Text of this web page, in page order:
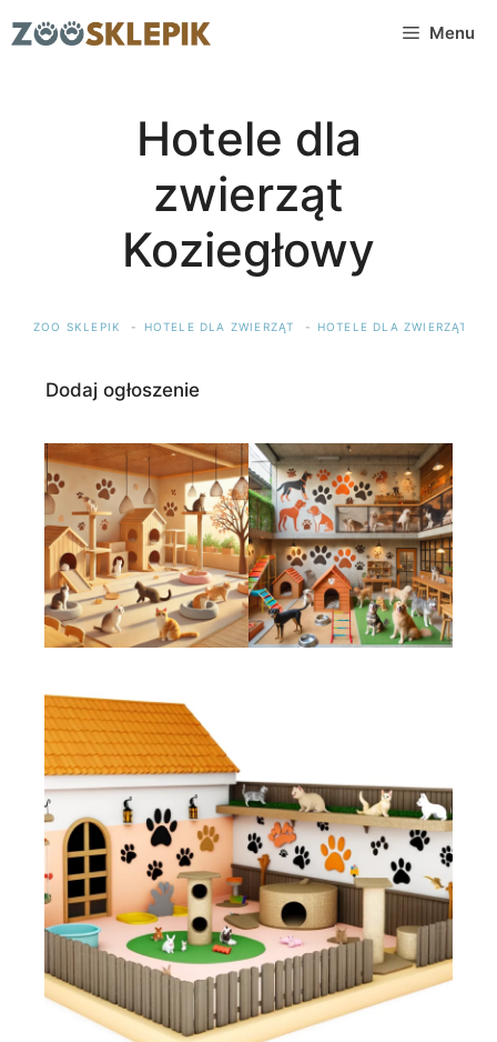
do
Menu
Hotele dla
zwierząt
Koziegłowy
ZOO SKLEPIK HOTELE DLA ZWIERZĄT HOTELE DLA ZWIERZĄT
Dodaj ogłoszenie